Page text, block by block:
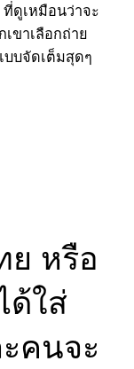
ดูเหมือนว่าจะ
ขาเลือกถ่าย
บจัดเต็มสุดๆ
ย หรือ
ด้ใส่
คนจะ